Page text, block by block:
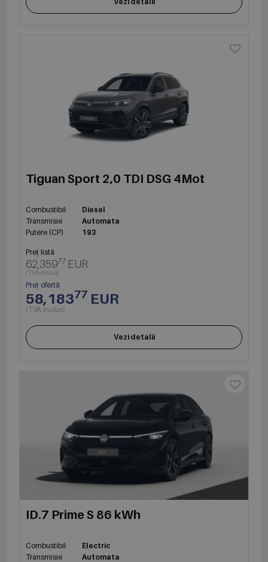
Tiguan Sport 2,0 TDI DSG 4Mot
Combustibil
Diesel
Transmisie
Automata
Putere (CP)
193
Preț listă
62,35977 EUR
(TVA inclus)
Preț ofertă
58,18377 EUR
(TVA inclus)
Vezi detalii
ID.7 Prime S 86 kWh
Combustibil
Electric
Transmisie
Automata